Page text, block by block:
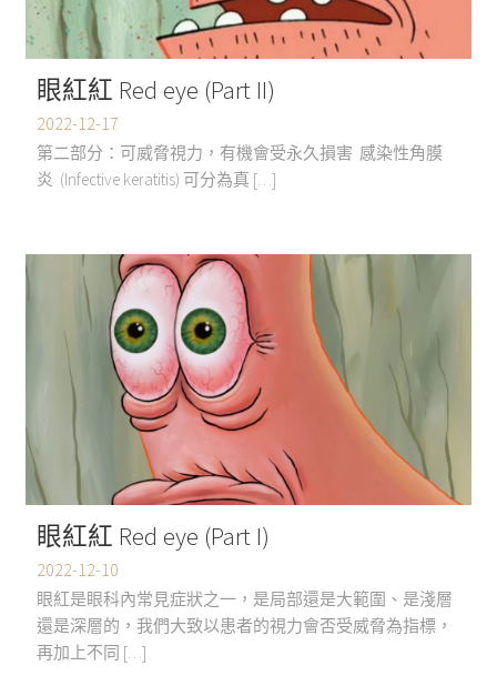
眼紅紅 Red eye (Part II)
2022-12-17
第二部分：可威脅視力，有機會受永久損害 感染性角膜
炎 (Infective keratitis) 可分為真 […]
眼紅紅 Red eye (Part I)
2022-12-10
眼紅是眼科內常見症狀之一，是局部還是大範圍、是淺層
還是深層的，我們大致以患者的視力會否受威脅為指標，
再加上不同 […]